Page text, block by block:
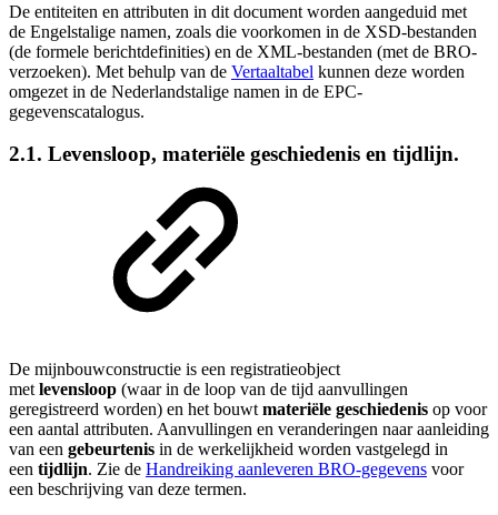
De entiteiten en attributen in dit document worden aangeduid met
de Engelstalige namen, zoals die voorkomen in de XSD-bestanden
(de formele berichtdefinities) en de XML-bestanden (met de BRO-
verzoeken). Met behulp van de Vertaaltabel kunnen deze worden
omgezet in de Nederlandstalige namen in de EPC-
gegevenscatalogus.
2.1. Levensloop, materiële geschiedenis en tijdlijn.
De mijnbouwconstructie is een registratieobject
met levensloop (waar in de loop van de tijd aanvullingen
geregistreerd worden) en het bouwt materiële geschiedenis op voor
een aantal attributen. Aanvullingen en veranderingen naar aanleiding
van een gebeurtenis in de werkelijkheid worden vastgelegd in
een tijdlijn. Zie de Handreiking aanleveren BRO-gegevens voor
een beschrijving van deze termen.